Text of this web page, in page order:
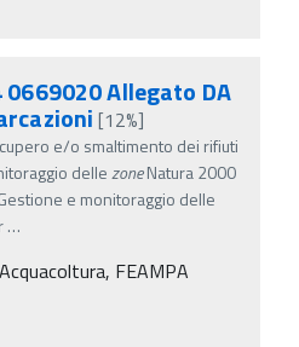
0669020 Allegato DA
[12%]
e/o smaltimento dei rifiuti
dellezoneNatura 2000
e monitoraggio delle
…
FEAMPA